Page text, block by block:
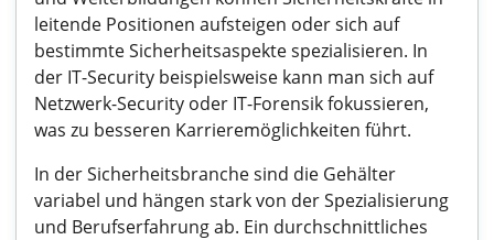
leitende Positionen aufsteigen oder sich auf
bestimmte Sicherheitsaspekte spezialisieren. In
der IT-Security beispielsweise kann man sich auf
Netzwerk-Security oder IT-Forensik fokussieren,
was zu besseren Karrieremöglichkeiten führt.
In der Sicherheitsbranche sind die Gehälter
variabel und hängen stark von der Spezialisierung
und Berufserfahrung ab. Ein durchschnittliches